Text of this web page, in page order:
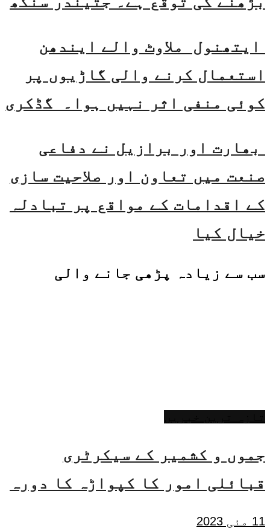
ایتھنول ملاوٹ والے ایندھن
استعمال کرنے والی گاڑیوں پر
کوئی منفی اثر نہیں ہوا۔ گڈکری
بھارت اور برازیل نے دفاعی
صنعت میں تعاون اور صلاحیت سازی
کے اقدامات کے مواقع پر تبادلہ
خیال کیا
سب سے زیادہ پڑھی جانے والی
جموں و کشمیر کے سیکرٹری
قبائلی امور کا کپواڑہ کا دورہ
11 مئی 2023